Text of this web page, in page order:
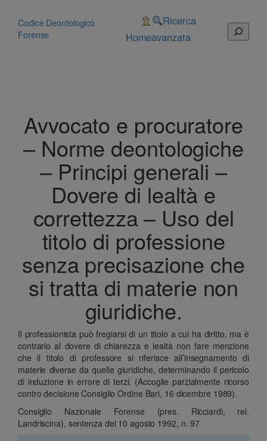
contenuto
Codice Deontologico
Forense
Home
Ricerca
avanzata
Cerca
Avvocato e procuratore
– Norme deontologiche
– Principi generali –
Dovere di lealtà e
correttezza – Uso del
titolo di professione
senza precisazione che
si tratta di materie non
giuridiche.
Il professionista può fregiarsi di un titolo a cui ha diritto, ma è
contrario al dovere di chiarezza e lealtà non fare menzione
che il titolo di professore si riferisce all’insegnamento di
materie diverse da quelle giuridiche, determinando il pericolo
di induzione in errore di terzi. (Accoglie parzialmente ricorso
contro decisione Consiglio Ordine Bari, 16 dicembre 1989).
Consiglio Nazionale Forense (pres. Ricciardi, rel.
Landriscina), sentenza del 10 agosto 1992, n. 97